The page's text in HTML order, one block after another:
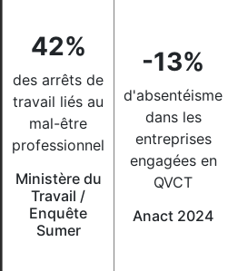
42%
des arrêts de
travail liés au
mal-être
professionnel
Ministère du
Travail /
Enquête
Sumer
-13%
d'absentéisme
dans les
entreprises
engagées en
QVCT
Anact 2024